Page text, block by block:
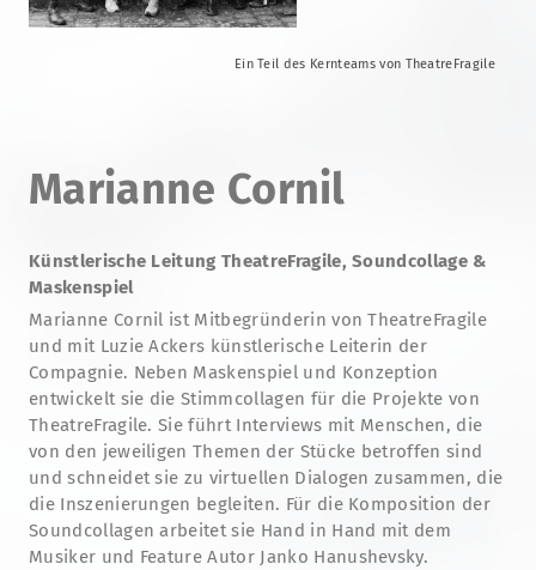
Ein Teil des Kernteams von TheatreFragile
Marianne Cornil
Künstlerische Leitung TheatreFragile, Soundcollage &
Maskenspiel
Marianne Cornil ist Mitbegründerin von TheatreFragile
und mit Luzie Ackers künstlerische Leiterin der
Compagnie. Neben Maskenspiel und Konzeption
entwickelt sie die Stimmcollagen für die Projekte von
TheatreFragile. Sie führt Interviews mit Menschen, die
von den jeweiligen Themen der Stücke betroffen sind
und schneidet sie zu virtuellen Dialogen zusammen, die
die Inszenierungen begleiten. Für die Komposition der
Soundcollagen arbeitet sie Hand in Hand mit dem
Musiker und Feature Autor Janko Hanushevsky.